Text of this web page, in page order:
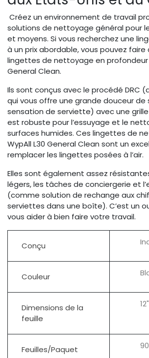
Créez un environnement de travail
solutions de nettoyage général pour
et moyens. Si vous recherchez une
à un prix abordable, vous pouvez
lingettes de nettoyage en profondeur
General Clean.
Ils sont conçus avec le procédé DRC
qui vous offre une grande douceur de
sensation de serviette) avec une
est robuste pour l’essuyage et le
surfaces humides. Ces lingettes de
WypAll L30 General Clean sont un
remplacer les lingettes posées à l’air.
Elles sont également assez
légers, les tâches de conciergerie et
(comme solution de rechange aux
serviettes dans une boîte). C’est un
vous aider à bien faire votre travail.
Conçu
Couleur
Dimensions de la
feuille
Feuilles/Paquet